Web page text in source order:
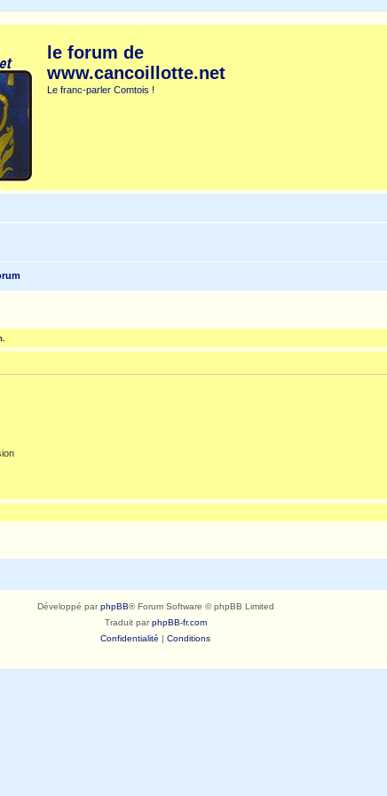
le forum de
www.cancoillotte.net
Le franc-parler Comtois !
Développé parphpBB® Forum Software © phpBB Limited
Traduit parphpBB-fr.com
Confidentialité | Conditions